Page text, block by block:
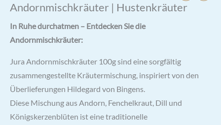
Andornmischkräuter | Hustenkräuter
In Ruhe durchatmen – Entdecken Sie die
Andornmischkräuter:
Jura Andornmischkräuter 100g sind eine sorgfältig
zusammengestellte Kräutermischung, inspiriert von den
Überlieferungen Hildegard von Bingens.
Diese Mischung aus Andorn, Fenchelkraut, Dill und
Königskerzenblüten ist eine traditionelle